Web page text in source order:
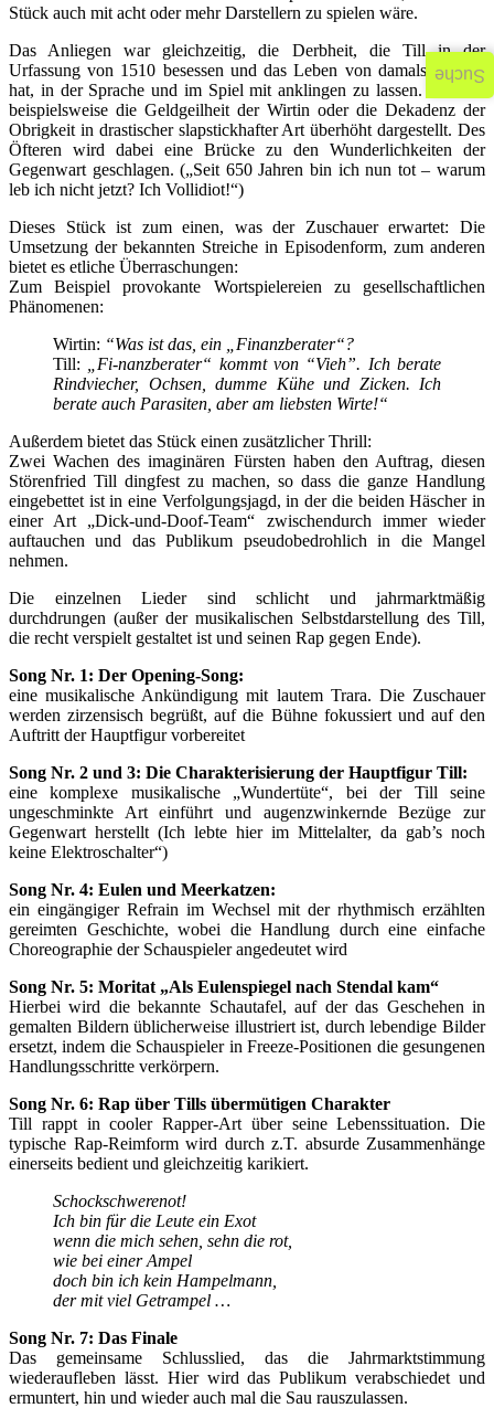
Stück auch mit acht oder mehr Darstellern zu spielen wäre.
Das Anliegen war gleichzeitig, die Derbheit, die Till in der
Urfassung von 1510 besessen und das Leben von damals geprägt
hat, in der Sprache und im Spiel mit anklingen zu lassen. So wird
beispielsweise die Geldgeilheit der Wirtin oder die Dekadenz der
Obrigkeit in drastischer slapstickhafter Art überhöht dargestellt. Des
Öfteren wird dabei eine Brücke zu den Wunderlichkeiten der
Gegenwart geschlagen. („Seit 650 Jahren bin ich nun tot – warum
leb ich nicht jetzt? Ich Vollidiot!“)
Dieses Stück ist zum einen, was der Zuschauer erwartet: Die
Umsetzung der bekannten Streiche in Episodenform, zum anderen
bietet es etliche Überraschungen:
Zum Beispiel provokante Wortspielereien zu gesellschaftlichen
Phänomenen:
Wirtin: “Was ist das, ein „Finanzberater“?
Till:
„Fi-nanzberater“ kommt von “Vieh”. Ich berate
Rindviecher, Ochsen, dumme Kühe und Zicken. Ich
berate auch Parasiten, aber am liebsten Wirte!“
Außerdem bietet das Stück einen zusätzlicher Thrill:
Zwei Wachen des imaginären Fürsten haben den Auftrag, diesen
Störenfried Till dingfest zu machen, so dass die ganze Handlung
eingebettet ist in eine Verfolgungsjagd, in der die beiden Häscher in
einer Art „Dick-und-Doof-Team“ zwischendurch immer wieder
auftauchen und das Publikum pseudobedrohlich in die Mangel
nehmen.
Die einzelnen Lieder sind schlicht und jahrmarktmäßig
durchdrungen (außer der musikalischen Selbstdarstellung des Till,
die recht verspielt gestaltet ist und seinen Rap gegen Ende).
Song Nr. 1: Der Opening-Song:
eine musikalische Ankündigung mit lautem Trara. Die Zuschauer
werden zirzensisch begrüßt, auf die Bühne fokussiert und auf den
Auftritt der Hauptfigur vorbereitet
Song Nr. 2 und 3: Die Charakterisierung der Hauptfigur Till:
eine komplexe musikalische „Wundertüte“, bei der Till seine
ungeschminkte Art einführt und augenzwinkernde Bezüge zur
Gegenwart herstellt (Ich lebte hier im Mittelalter, da gab’s noch
keine Elektroschalter“)
Song Nr. 4: Eulen und Meerkatzen:
ein eingängiger Refrain im Wechsel mit der rhythmisch erzählten
gereimten Geschichte, wobei die Handlung durch eine einfache
Choreographie der Schauspieler angedeutet wird
Song Nr. 5: Moritat „Als Eulenspiegel nach Stendal kam“
Hierbei wird die bekannte Schautafel, auf der das Geschehen in
gemalten Bildern üblicherweise illustriert ist, durch lebendige Bilder
ersetzt, indem die Schauspieler in Freeze-Positionen die gesungenen
Handlungsschritte verkörpern.
Song Nr. 6: Rap über Tills übermütigen Charakter
Till rappt in cooler Rapper-Art über seine Lebenssituation. Die
typische Rap-Reimform wird durch z.T. absurde Zusammenhänge
einerseits bedient und gleichzeitig karikiert.
Schockschwerenot!
Ich bin für die Leute ein Exot
wenn die mich sehen, sehn die rot,
wie bei einer Ampel
doch bin ich kein Hampelmann,
der mit viel Getrampel …
Song Nr. 7: Das Finale
Das gemeinsame Schlusslied, das die Jahrmarktstimmung
wiederaufleben lässt. Hier wird das Publikum verabschiedet und
ermuntert, hin und wieder auch mal die Sau rauszulassen.
Suche